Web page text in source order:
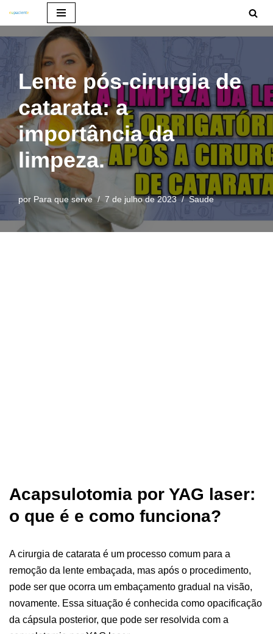
conteúdo
Lente pós-cirurgia de
catarata: a
importância da
limpeza.
por Para que serve 7 de julho de 2023 Saude
Acapsulotomia por YAG laser:
o que é e como funciona?
A cirurgia de catarata é um processo comum para a
remoção da lente embaçada, mas após o procedimento,
pode ser que ocorra um embaçamento gradual na visão,
novamente. Essa situação é conhecida como opacificação
da cápsula posterior, que pode ser resolvida com a